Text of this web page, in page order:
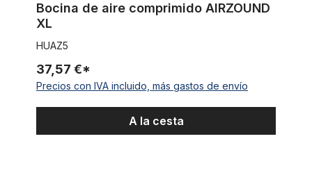
Bocina de aire comprimido AIRZOUND
XL
HUAZ5
37,57 €*
Precios con IVA incluido, más gastos de envío
A la cesta